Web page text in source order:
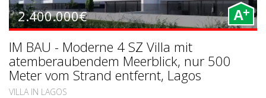
2.400.000€ A+
IM BAU - Moderne 4 SZ Villa mit
atemberaubendem Meerblick, nur 500
Meter vom Strand entfernt, Lagos
VILLA IN LAGOS